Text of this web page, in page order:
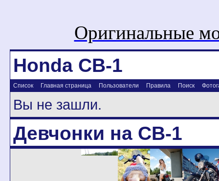
Оригинальные
Honda CB-1
Список Главная страница Пользователи Правила Поиск
Вы не зашли.
Девчонки на CB-1